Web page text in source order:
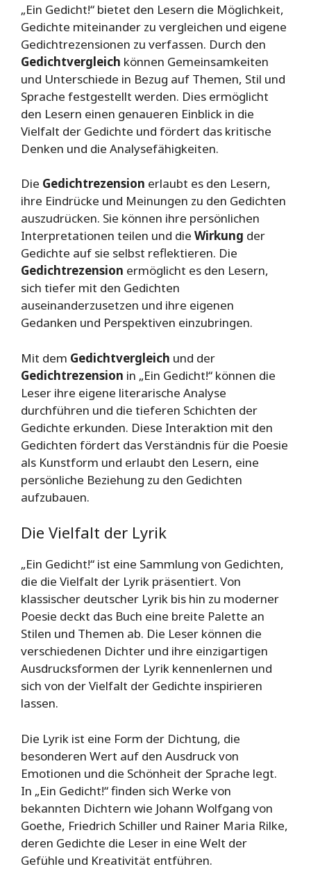
„Ein Gedicht!“ bietet den Lesern die Möglichkeit,
Gedichte miteinander zu vergleichen und eigene
Gedichtrezensionen zu verfassen. Durch den
Gedichtvergleich können Gemeinsamkeiten
und Unterschiede in Bezug auf Themen, Stil und
Sprache festgestellt werden. Dies ermöglicht
den Lesern einen genaueren Einblick in die
Vielfalt der Gedichte und fördert das kritische
Denken und die Analysefähigkeiten.
Die Gedichtrezension erlaubt es den Lesern,
ihre Eindrücke und Meinungen zu den Gedichten
auszudrücken. Sie können ihre persönlichen
Interpretationen teilen und die Wirkung der
Gedichte auf sie selbst reflektieren. Die
Gedichtrezension ermöglicht es den Lesern,
sich tiefer mit den Gedichten
auseinanderzusetzen und ihre eigenen
Gedanken und Perspektiven einzubringen.
Mit dem Gedichtvergleich und der
Gedichtrezension in „Ein Gedicht!“ können die
Leser ihre eigene literarische Analyse
durchführen und die tieferen Schichten der
Gedichte erkunden. Diese Interaktion mit den
Gedichten fördert das Verständnis für die Poesie
als Kunstform und erlaubt den Lesern, eine
persönliche Beziehung zu den Gedichten
aufzubauen.
Die Vielfalt der Lyrik
„Ein Gedicht!“ ist eine Sammlung von Gedichten,
die die Vielfalt der Lyrik präsentiert. Von
klassischer deutscher Lyrik bis hin zu moderner
Poesie deckt das Buch eine breite Palette an
Stilen und Themen ab. Die Leser können die
verschiedenen Dichter und ihre einzigartigen
Ausdrucksformen der Lyrik kennenlernen und
sich von der Vielfalt der Gedichte inspirieren
lassen.
Die Lyrik ist eine Form der Dichtung, die
besonderen Wert auf den Ausdruck von
Emotionen und die Schönheit der Sprache legt.
In „Ein Gedicht!“ finden sich Werke von
bekannten Dichtern wie Johann Wolfgang von
Goethe, Friedrich Schiller und Rainer Maria Rilke,
deren Gedichte die Leser in eine Welt der
Gefühle und Kreativität entführen.